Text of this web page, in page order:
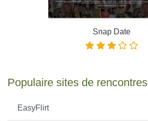
Snap Date
Populaire sites de rencontres
EasyFlirt